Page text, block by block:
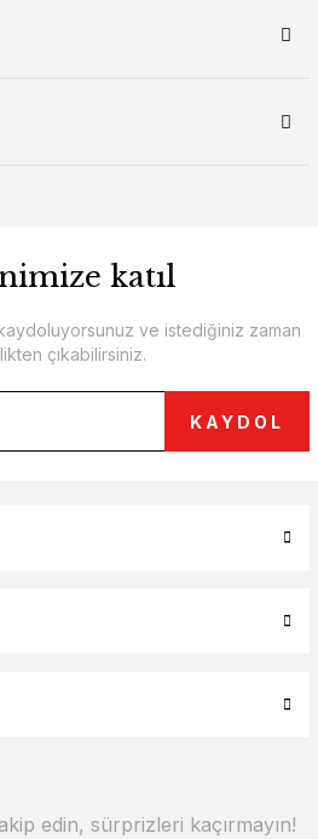
katıl
kaydoluyorsunuz ve istediğiniz zaman
çıkabilirsiniz.
KAYDOL
edin, sürprizleri kaçırmayın!